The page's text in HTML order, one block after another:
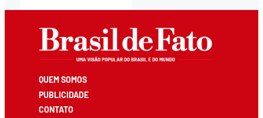
QUEM SOMOS
PUBLICIDADE
CONTATO